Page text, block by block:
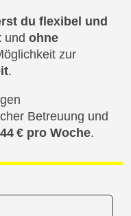
du flexibel und
und ohne
zur
.
Betreuung und
€ pro Woche.